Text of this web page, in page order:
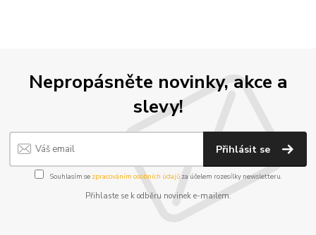
Nepropásněte novinky, akce a
slevy!
Přihlásit se
Souhlasím se zpracováním osobních údajůza účelem rozesílky newsletteru.
Přihlaste se k odběru novinek e-mailem.